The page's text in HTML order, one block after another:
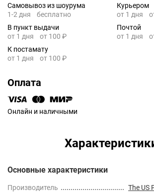
Самовывоз из шоурума
1-2 дня
бесплатно
Курьером
от 1 дня
В пункт выдачи
от 1 дня
от 100 ₽
Почтой
от 1 дня
К постамату
от 1 дня
от 100 ₽
Оплата
Онлайн и наличными
Основные характеристики
Производитель
The US